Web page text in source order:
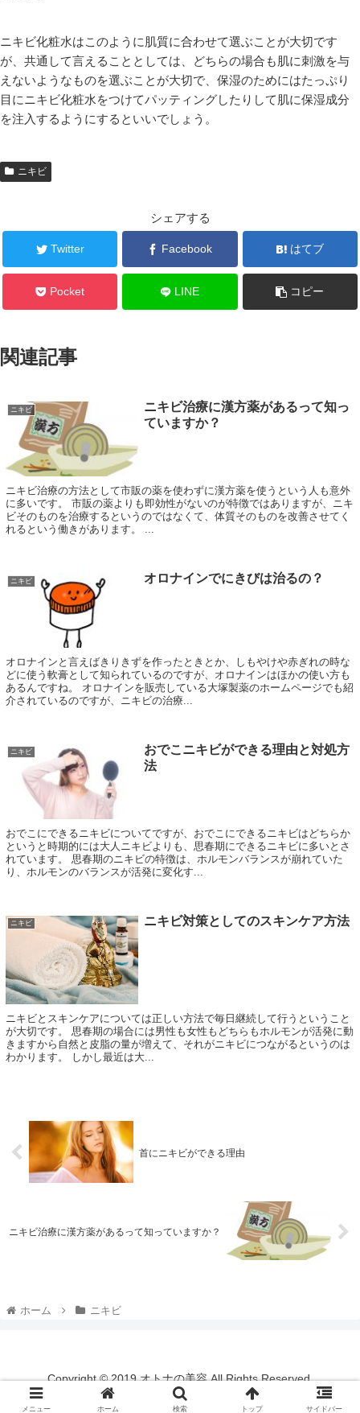
ニキビ化粧水はこのように肌質に合わせて選ぶことが大切です
が、共通して言えることとしては、どちらの場合も肌に刺激を与
えないようなものを選ぶことが大切で、保湿のためにはたっぷり
目にニキビ化粧水をつけてパッティングしたりして肌に保湿成分
を注入するようにするといいでしょう。
ニキビ
シェアする
Twitter Facebook はてブ
Pocket LINE コピー
関連記事
ニキビ
ニキビ治療に漢方薬があるって知っ
ていますか？
ニキビ治療の方法として市販の薬を使わずに漢方薬を使うという人も意外
に多いです。 市販の薬よりも即効性がないのが特徴ではありますが、ニキ
ビそのものを治療するというのではなくて、体質そのものを改善させてく
れるという働きがあります。 ...
ニキビ オロナインでにきびは治るの？
オロナインと言えばきりきずを作ったときとか、しもやけや赤ぎれの時な
どに使う軟膏として知られているのですが、オロナインはほかの使い方も
あるんですね。 オロナインを販売している大塚製薬のホームページでも紹
介されているのですが、ニキビの治療...
ニキビ
おでこニキビができる理由と対処方
法
おでこにできるニキビについてですが、おでこにできるニキビはどちらか
というと時期的には大人ニキビよりも、思春期にできるニキビに多いとさ
れています。 思春期のニキビの特徴は、ホルモンバランスが崩れていた
り、ホルモンのバランスが活発に変化す...
ニキビ ニキビ対策としてのスキンケア方法
ニキビとスキンケアについては正しい方法で毎日継続して行うということ
が大切です。 思春期の場合には男性も女性もどちらもホルモンが活発に動
きますから自然と皮脂の量が増えて、それがニキビにつながるというのは
わかります。 しかし最近は大...
首にニキビができる理由
ニキビ治療に漢方薬があるって知っていますか？
ホーム ニキビ
Copyright © 2019 オトナの美容 All Rights Reserved.
メニュー ホーム 検索 トップ サイドバー